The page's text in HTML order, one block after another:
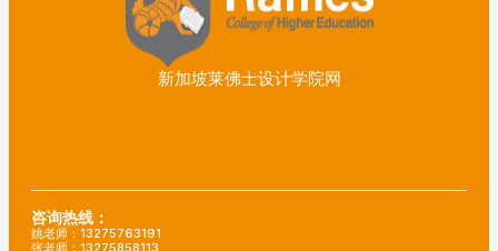
新加坡莱佛士设计学院网
咨询热线：
姚老师：13275763191
张老师：13275858113